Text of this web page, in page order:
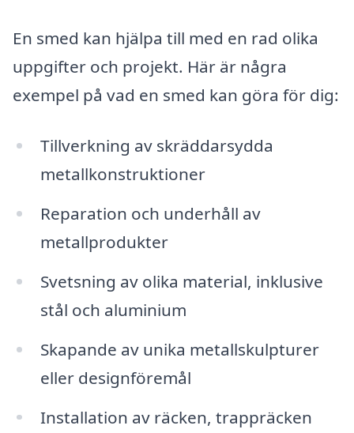
En smed kan hjälpa till med en rad olika
uppgifter och projekt. Här är några
exempel på vad en smed kan göra för dig:
Tillverkning av skräddarsydda
metallkonstruktioner
Reparation och underhåll av
metallprodukter
Svetsning av olika material, inklusive
stål och aluminium
Skapande av unika metallskulpturer
eller designföremål
Installation av räcken, trappräcken